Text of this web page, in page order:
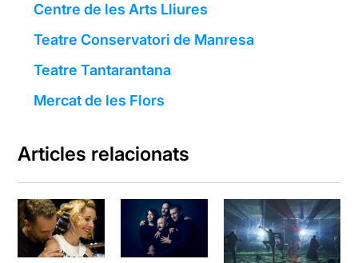
Centre de les Arts Lliures
Teatre Conservatori de Manresa
Teatre Tantarantana
Mercat de les Flors
Articles relacionats